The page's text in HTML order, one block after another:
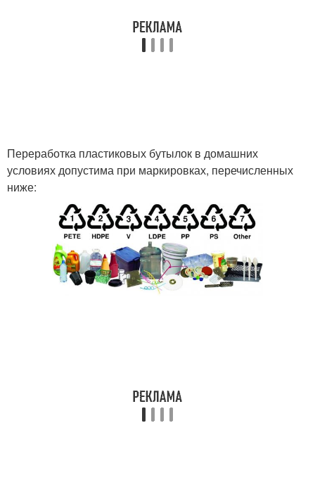
Переработка пластиковых бутылок в домашних
условиях допустима при маркировках, перечисленных
ниже: